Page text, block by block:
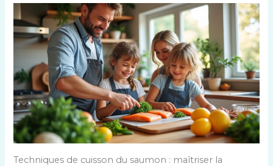
Techniques de cuisson du saumon : maîtriser la